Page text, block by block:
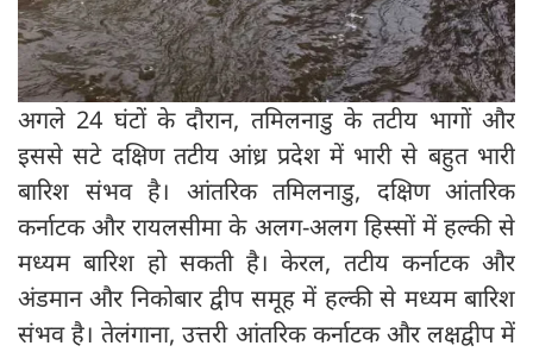
अगले 24 घंटों के दौरान, तमिलनाडु के तटीय भागों और
इससे सटे दक्षिण तटीय आंध्र प्रदेश में भारी से बहुत भारी
बारिश संभव है। आंतरिक तमिलनाडु, दक्षिण आंतरिक
कर्नाटक और रायलसीमा के अलग-अलग हिस्सों में हल्की से
मध्यम बारिश हो सकती है। केरल, तटीय कर्नाटक और
अंडमान और निकोबार द्वीप समूह में हल्की से मध्यम बारिश
संभव है। तेलंगाना, उत्तरी आंतरिक कर्नाटक और लक्षद्वीप में